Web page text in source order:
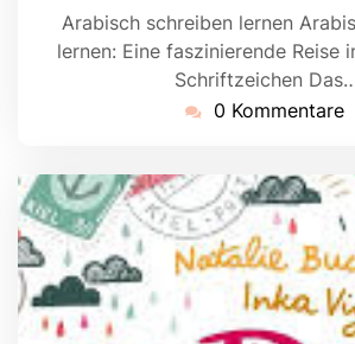
Arabisch schreiben lernen
lernen: Eine faszinierende Reise
Schriftzeichen
0 Kommentare